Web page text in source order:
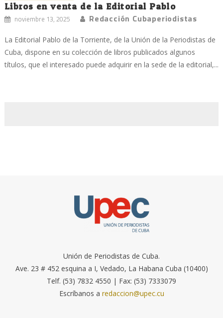
Libros en venta de la Editorial Pablo
noviembre 13, 2025 Redacción Cubaperiodistas
La Editorial Pablo de la Torriente, de la Unión de la Periodistas de
Cuba, dispone en su colección de libros publicados algunos
títulos, que el interesado puede adquirir en la sede de la editorial,...
Unión de Periodistas de Cuba.
Ave. 23 # 452 esquina a I, Vedado, La Habana Cuba (10400)
Telf. (53) 7832 4550 | Fax: (53) 7333079
Escríbanos a redaccion@upec.cu